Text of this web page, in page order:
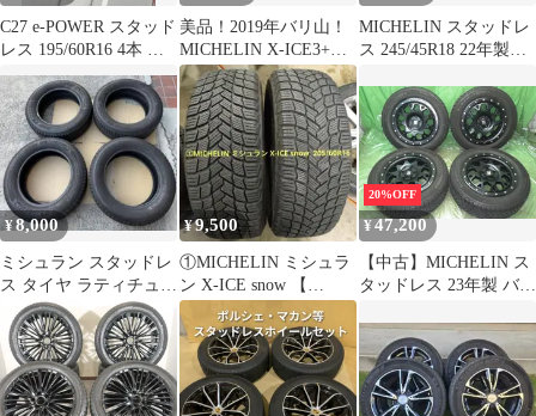
C27 e-POWER スタッド
レス 195/60R16 4本 ミ
シュラン
美品！2019年バリ山！
MICHELIN X-ICE3+
225/65R17
MICHELIN スタッドレ
ス 245/45R18 22年製造
¥8,000
ミシュラン スタッドレ
ス タイヤ ラティチュー
ド X-ICE 245/60R18
¥9,500
①MICHELIN ミシュラ
ン X-ICE snow 【
205/60R16 】
20%OFF
¥47,200
【中古】MICHELIN ス
タッドレス 23年製 バリ
チ ミシュラン X-ICE